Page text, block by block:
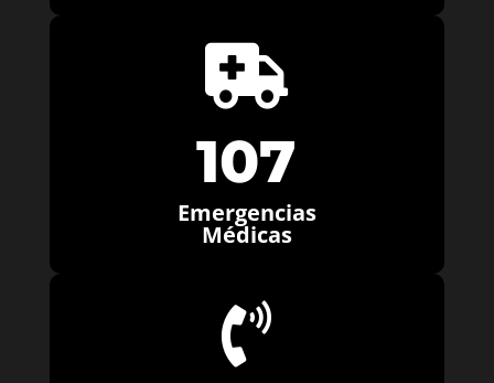

107
Emergencias
Médicas
